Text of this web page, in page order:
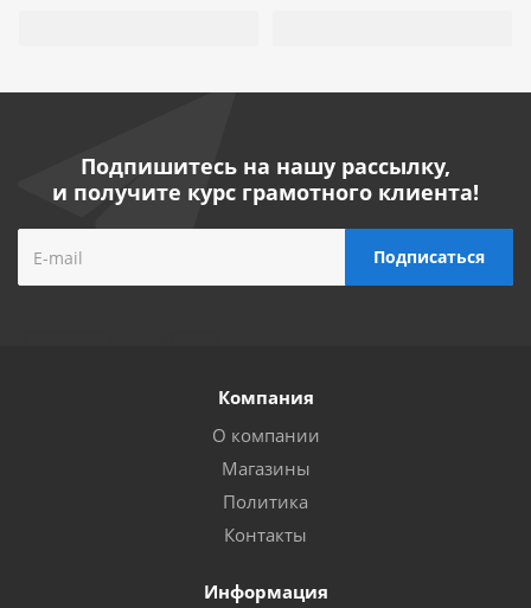
Подпишитесь на нашу рассылку,
и получите курс грамотного клиента!
Компания
О компании
Магазины
Политика
Контакты
Информация